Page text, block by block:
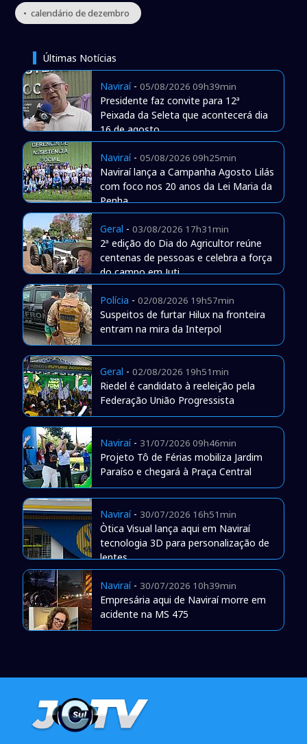
• calendário de dezembro
Últimas Notícias
Naviraí- 05/08/2026 09h39min
Presidente faz convite para 12ª
Peixada da Seleta que acontecerá dia
16 de agosto
Naviraí- 05/08/2026 09h25min
Naviraí lança a Campanha Agosto Lilás
com foco nos 20 anos da Lei Maria da
Penha
Geral - 03/08/2026 17h31min
2ª edição do Dia do Agricultor reúne
centenas de pessoas e celebra a força
do campo em Juti
Polícia - 02/08/2026 19h57min
Suspeitos de furtar Hilux na fronteira
entram na mira da Interpol
Geral - 02/08/2026 19h51min
Riedel é candidato à reeleição pela
Federação União Progressista
Naviraí- 31/07/2026 09h46min
Projeto Tô de Férias mobiliza Jardim
Paraíso e chegará à Praça Central
Naviraí- 30/07/2026 16h51min
Òtica Visual lança aqui em Naviraí
tecnologia 3D para personalização de
lentes
Naviraí- 30/07/2026 10h39min
Empresária aqui de Naviraí morre em
acidente na MS 475